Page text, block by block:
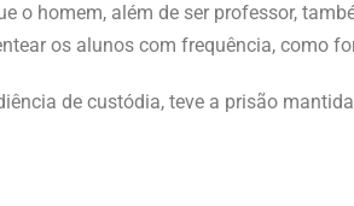
o homem, além de ser professor,
os alunos com frequência, como
de custódia, teve a prisão